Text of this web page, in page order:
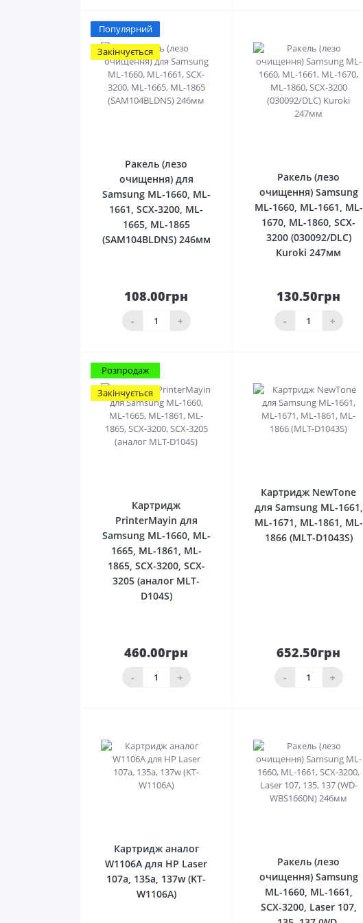
Популярний
Закінчується
Ракель (лезо
очищення) для
Samsung ML-1660, ML-
1661, SCX-3200, ML-
1665, ML-1865
(SAM104BLDNS) 246мм
108.00грн
- +
До
кошика
Ракель (лезо
очищення) Samsung
ML-1660, ML-1661, ML-
1670, ML-1860, SCX-
3200 (030092/DLC)
Kuroki 247мм
130.50грн
- +
До
кошика
Розпродаж
Закінчується
Картридж
PrinterMayin для
Samsung ML-1660, ML-
1665, ML-1861, ML-
1865, SCX-3200, SCX-
3205 (аналог MLT-
D104S)
460.00грн
- +
До
кошика
Картридж NewTone
для Samsung ML-1661,
ML-1671, ML-1861, ML-
1866 (MLT-D1043S)
652.50грн
- +
До
кошика
Картридж аналог
W1106A для HP Laser
107a, 135a, 137w (KT-
W1106A)
Ракель (лезо
очищення) Samsung
ML-1660, ML-1661,
SCX-3200, Laser 107,